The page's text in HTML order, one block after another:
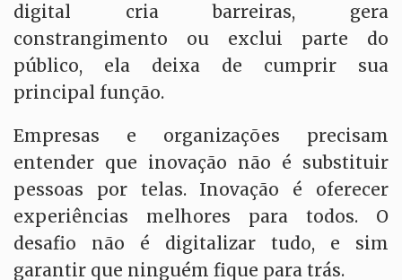
digital cria barreiras, gera
constrangimento ou exclui parte do
público, ela deixa de cumprir sua
principal função.
Empresas e organizações precisam
entender que inovação não é substituir
pessoas por telas. Inovação é oferecer
experiências melhores para todos. O
desafio não é digitalizar tudo, e sim
garantir que ninguém fique para trás.